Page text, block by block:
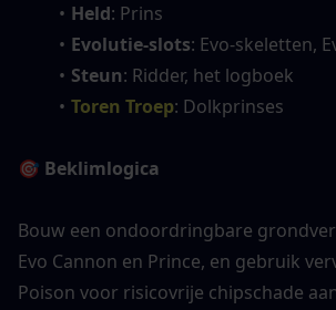
Held: Prins
Evolutie-slots: Evo-skeletten,
Steun: Ridder, het logboek
Toren Troep: Dolkprinses
🎯 Beklimlogica
Bouw een ondoordringbare
Evo Cannon en Prince, en gebruik
Poison voor risicovrije chipschade